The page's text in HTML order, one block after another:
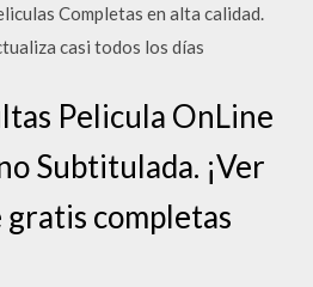
Completas en alta calidad.
casi todos los días
Pelicula OnLine
Subtitulada. ¡Ver
completas